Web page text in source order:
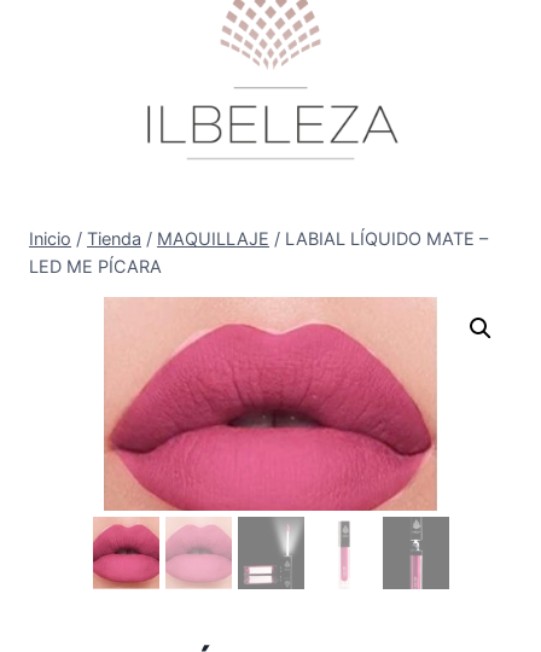
Inicio / Tienda / MAQUILLAJE / LABIAL LÍQUIDO MATE –
LED ME PÍCARA